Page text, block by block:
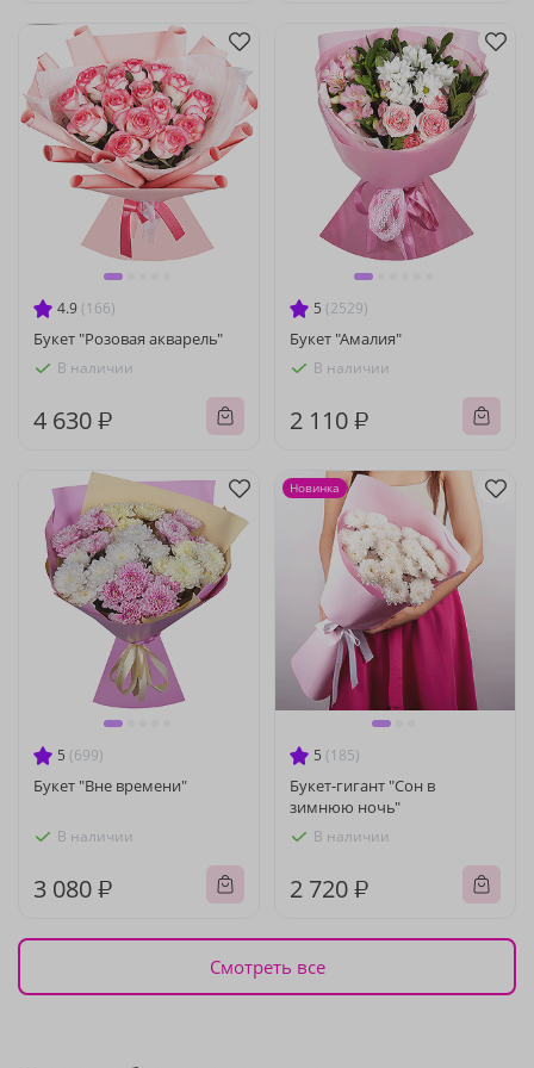
4.9 (166)
Букет "Розовая акварель"
В наличии
4 630 ₽
5 (2529)
Букет "Амалия"
В наличии
2 110 ₽
5 (699)
Букет "Вне времени"
В наличии
3 080 ₽
5 (185)
Букет-гигант "Сон в
зимнюю ночь"
В наличии
2 720 ₽
Новинка
Смотреть все